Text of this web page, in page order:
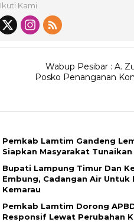
Ikuti Kami
Wabup Pesibar : A.
Posko Penanganan
Pemkab Lamtim Gandeng
Siapkan Masyarakat Tunaikan
Bupati Lampung Timur Dan
Embung, Cadangan Air Untuk
Kemarau
Pemkab Lamtim Dorong
Responsif Lewat Perubahan